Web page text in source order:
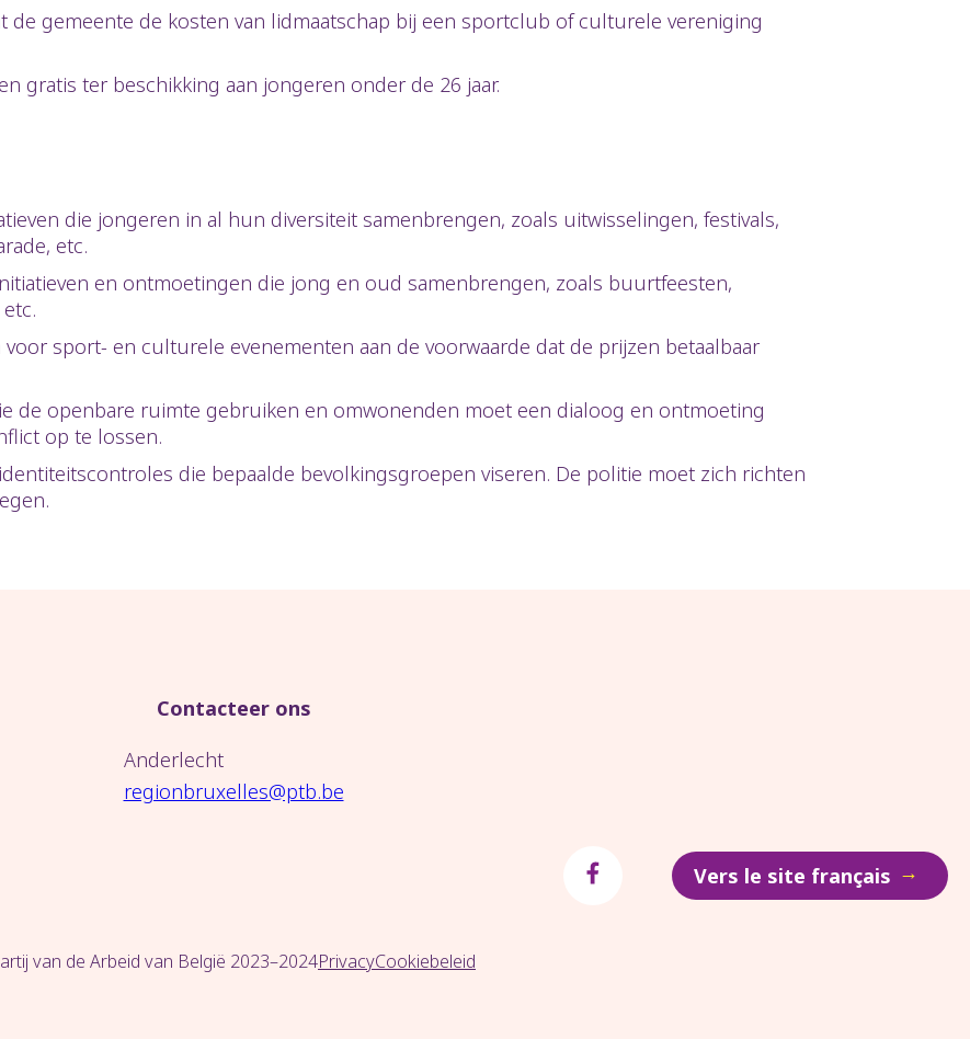
gemeente de kosten van lidmaatschap bij een sportclub of culturele vereniging
gratis ter beschikking aan jongeren onder de 26 jaar.
die jongeren in al hun diversiteit samenbrengen, zoals uitwisselingen, festivals,
etc.
en ontmoetingen die jong en oud samenbrengen, zoals buurtfeesten,
sport- en culturele evenementen aan de voorwaarde dat de prijzen betaalbaar
de openbare ruimte gebruiken en omwonenden moet een dialoog en ontmoeting
op te lossen.
die bepaalde bevolkingsgroepen viseren. De politie moet zich richten
Contacteer ons
Anderlecht
regionbruxelles@ptb.be
Vers le site français →
van de Arbeid van België 2023–2024PrivacyCookiebeleid